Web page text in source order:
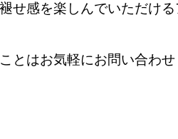
せ感を楽しんでいただけ
とはお気軽にお問い合わ